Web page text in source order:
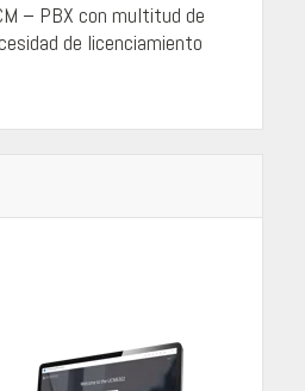
– PBX con multitud de
de licenciamiento